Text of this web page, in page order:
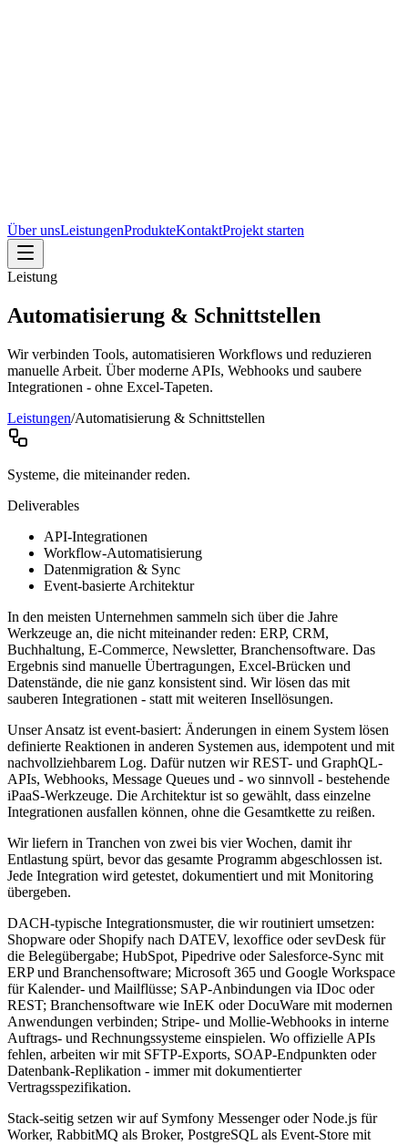
Über unsLeistungenProdukteKontaktProjekt starten
Leistung
Automatisierung & Schnittstellen
Wir verbinden Tools, automatisieren Workflows und reduzieren
manuelle Arbeit. Über moderne APIs, Webhooks und saubere
Integrationen - ohne Excel-Tapeten.
Leistungen/Automatisierung & Schnittstellen
Systeme, die miteinander reden.
Deliverables
API-Integrationen
Workflow-Automatisierung
Datenmigration & Sync
Event-basierte Architektur
In den meisten Unternehmen sammeln sich über die Jahre
Werkzeuge an, die nicht miteinander reden: ERP, CRM,
Buchhaltung, E-Commerce, Newsletter, Branchensoftware. Das
Ergebnis sind manuelle Übertragungen, Excel-Brücken und
Datenstände, die nie ganz konsistent sind. Wir lösen das mit
sauberen Integrationen - statt mit weiteren Insellösungen.
Unser Ansatz ist event-basiert: Änderungen in einem System lösen
definierte Reaktionen in anderen Systemen aus, idempotent und mit
nachvollziehbarem Log. Dafür nutzen wir REST- und GraphQL-
APIs, Webhooks, Message Queues und - wo sinnvoll - bestehende
iPaaS-Werkzeuge. Die Architektur ist so gewählt, dass einzelne
Integrationen ausfallen können, ohne die Gesamtkette zu reißen.
Wir liefern in Tranchen von zwei bis vier Wochen, damit ihr
Entlastung spürt, bevor das gesamte Programm abgeschlossen ist.
Jede Integration wird getestet, dokumentiert und mit Monitoring
übergeben.
DACH-typische Integrationsmuster, die wir routiniert umsetzen:
Shopware oder Shopify nach DATEV, lexoffice oder sevDesk für
die Belegübergabe; HubSpot, Pipedrive oder Salesforce-Sync mit
ERP und Branchensoftware; Microsoft 365 und Google Workspace
für Kalender- und Mailflüsse; SAP-Anbindungen via IDoc oder
REST; Branchensoftware wie InEK oder DocuWare mit modernen
Anwendungen verbinden; Stripe- und Mollie-Webhooks in interne
Auftrags- und Rechnungssysteme einspielen. Wo offizielle APIs
fehlen, arbeiten wir mit SFTP-Exports, SOAP-Endpunkten oder
Datenbank-Replikation - immer mit dokumentierter
Vertragsspezifikation.
Stack-seitig setzen wir auf Symfony Messenger oder Node.js für
Worker, RabbitMQ als Broker, PostgreSQL als Event-Store mit